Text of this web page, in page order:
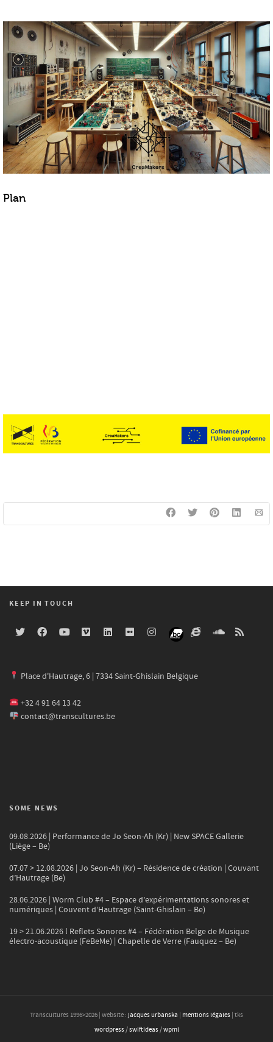
Plan
KEEP IN TOUCH
Place d'Hautrage, 6 | 7334 Saint-Ghislain Belgique
+32 4 91 64 13 42
contact@transcultures.be
SOME NEWS
09.08.2026 | Performance de Jo Seon-Ah (Kr) | New SPACE Gallerie
(Liège – Be)
07.07 > 12.08.2026 | Jo Seon-Ah (Kr) – Résidence de création | Couvant
d’Hautrage (Be)
28.06.2026 | Worm Club #4 – Espace d’expérimentations sonores et
numériques | Couvent d’Hautrage (Saint-Ghislain – Be)
19 > 21.06.2026 l Reflets Sonores #4 – Fédération Belge de Musique
électro-acoustique (FeBeMe) | Chapelle de Verre (Fauquez – Be)
Transcultures 1996>2026 | website : jacques urbanska | mentions légales | tks
wordpress/swiftideas/wpml